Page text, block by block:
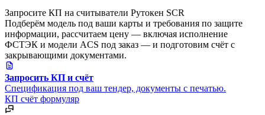
Запросите КП на считыватели Рутокен SCR
Подберём модель под ваши карты и требования по защите
информации, рассчитаем цену — включая исполнение
ФСТЭК и модели ACS под заказ — и подготовим счёт с
закрывающими документами.
Запросить КП и счёт
Спецификация под ваш тендер, документы с печатью.
КП счёт формуляр